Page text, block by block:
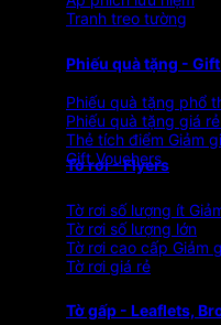
Tranh treo tường
Phiếu quà tặng -
Phiếu quà tặng phổ
Phiếu quà tặng giá rẻ
Thẻ tích điểm
Gift Vouchers
Tờ rơi - Flyers
Tờ rơi số lượng ít
Tờ rơi số lượng lớn
Tờ rơi cao cấp
Tờ rơi giá rẻ
Tờ gấp - Leaflets,